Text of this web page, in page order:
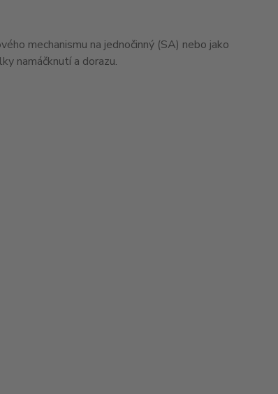
mechanismu na jednočinný (SA) nebo jako
namáčknutí a dorazu.